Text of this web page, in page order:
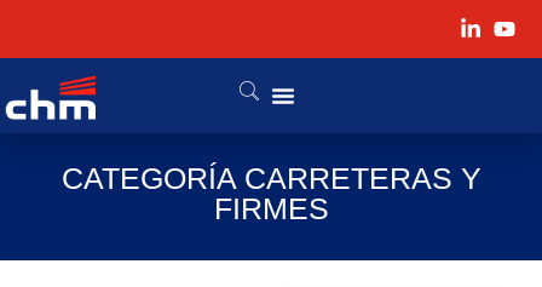
CATEGORÍA CARRETERAS Y
FIRMES